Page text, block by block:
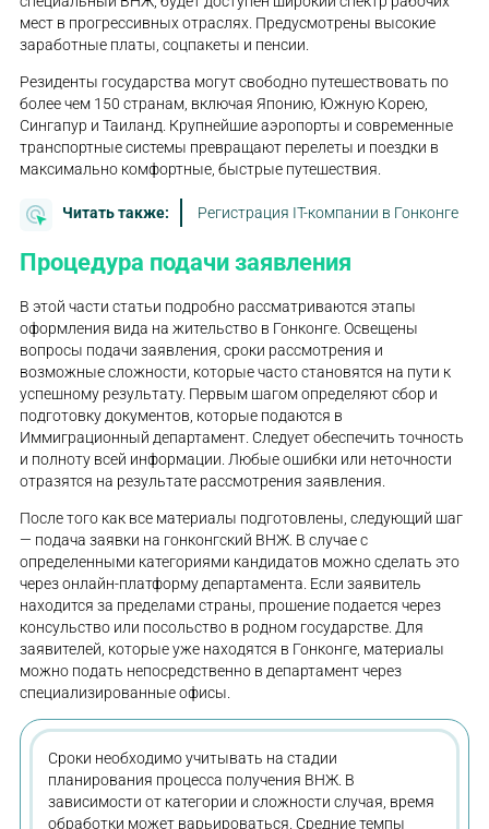
мест в прогрессивных отраслях. Предусмотрены высокие
заработные платы, соцпакеты и пенсии.
Резиденты государства могут свободно путешествовать по
более чем 150 странам, включая Японию, Южную Корею,
Сингапур и Таиланд. Крупнейшие аэропорты и современные
транспортные системы превращают перелеты и поездки в
максимально комфортные, быстрые путешествия.
Читать также: Регистрация IT-компании в Гонконге
Процедура подачи заявления
В этой части статьи подробно рассматриваются этапы
оформления вида на жительство в Гонконге. Освещены
вопросы подачи заявления, сроки рассмотрения и
возможные сложности, которые часто становятся на пути к
успешному результату. Первым шагом определяют сбор и
подготовку документов, которые подаются в
Иммиграционный департамент. Следует обеспечить точность
и полноту всей информации. Любые ошибки или неточности
отразятся на результате рассмотрения заявления.
После того как все материалы подготовлены, следующий шаг
— подача заявки на гонконгский ВНЖ. В случае с
определенными категориями кандидатов можно сделать это
через онлайн-платформу департамента. Если заявитель
находится за пределами страны, прошение подается через
консульство или посольство в родном государстве. Для
заявителей, которые уже находятся в Гонконге, материалы
можно подать непосредственно в департамент через
специализированные офисы.
Сроки необходимо учитывать на стадии
планирования процесса получения ВНЖ. В
зависимости от категории и сложности случая, время
обработки может варьироваться. Средние темпы